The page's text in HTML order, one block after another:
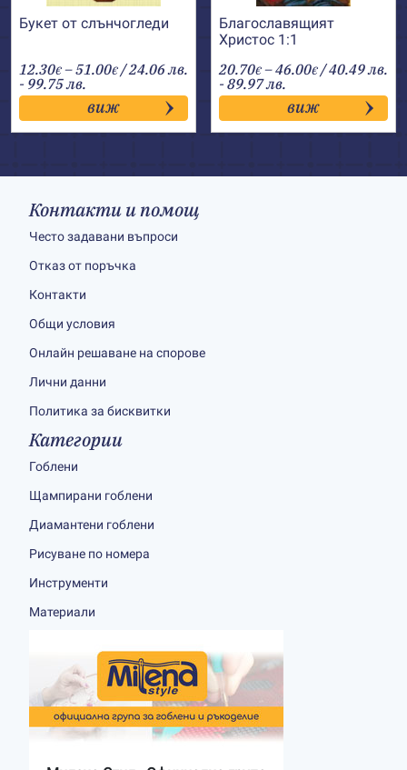
Букет от слънчогледи
12.30€ –51.00€Price
range:
12.30€
through
51.00€
/ 24.06 лв.
- 99.75 лв.
виж
Благославящият
Христос 1:1
20.70€ –46.00€Price
range:
20.70€
through
46.00€
/ 40.49 лв.
- 89.97 лв.
виж
Контакти и помощ
Често задавани въпроси
Отказ от поръчка
Контакти
Общи условия
Онлайн решаване на спорове
Лични данни
Политика за бисквитки
Категории
Гоблени
Щампирани гоблени
Диамантени гоблени
Рисуване по номера
Инструменти
Материали